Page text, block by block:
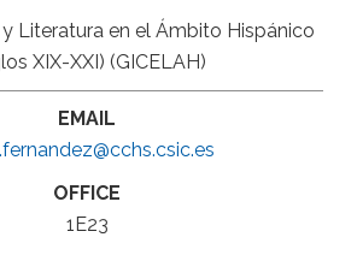
Literatura en el Ámbito Hispánico
XIX-XXI) (GICELAH)
EMAIL
OFFICE
1E23